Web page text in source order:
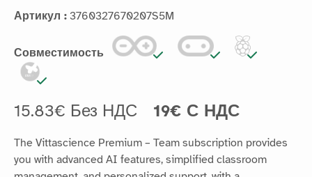
Артикул : 3760327670207S5M
Совместимость
15.83€ Без НДС 19€ С НДС
The Vittascience Premium – Team subscription provides
you with advanced AI features, simplified classroom